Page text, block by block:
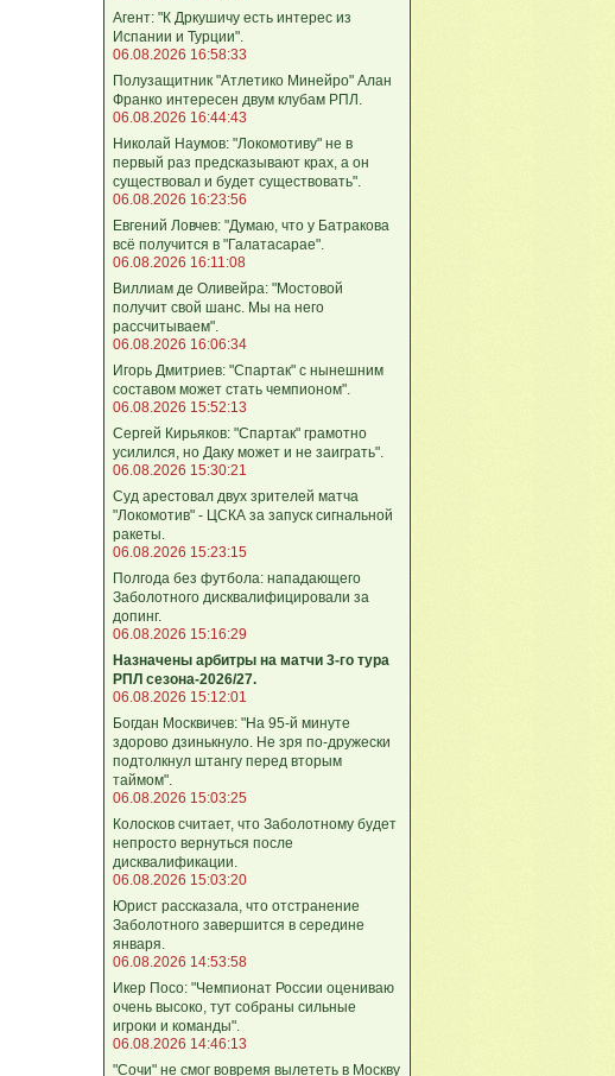
Агент: "К Дркушичу есть интерес из
Испании и Турции".
06.08.2026 16:58:33
Полузащитник "Атлетико Минейро" Алан
Франко интересен двум клубам РПЛ.
06.08.2026 16:44:43
Николай Наумов: "Локомотиву" не в
первый раз предсказывают крах, а он
существовал и будет существовать".
06.08.2026 16:23:56
Евгений Ловчев: "Думаю, что у Батракова
всё получится в "Галатасарае".
06.08.2026 16:11:08
Виллиам де Оливейра: "Мостовой
получит свой шанс. Мы на него
рассчитываем".
06.08.2026 16:06:34
Игорь Дмитриев: "Спартак" с нынешним
составом может стать чемпионом".
06.08.2026 15:52:13
Сергей Кирьяков: "Спартак" грамотно
усилился, но Даку может и не заиграть".
06.08.2026 15:30:21
Суд арестовал двух зрителей матча
"Локомотив" - ЦСКА за запуск сигнальной
ракеты.
06.08.2026 15:23:15
Полгода без футбола: нападающего
Заболотного дисквалифицировали за
допинг.
06.08.2026 15:16:29
Назначены арбитры на матчи 3-го тура
РПЛ сезона-2026/27.
06.08.2026 15:12:01
Богдан Москвичев: "На 95‑й минуте
здорово дзинькнуло. Не зря по‑дружески
подтолкнул штангу перед вторым
таймом".
06.08.2026 15:03:25
Колосков считает, что Заболотному будет
непросто вернуться после
дисквалификации.
06.08.2026 15:03:20
Юрист рассказала, что отстранение
Заболотного завершится в середине
января.
06.08.2026 14:53:58
Икер Посо: "Чемпионат России оцениваю
очень высоко, тут собраны сильные
игроки и команды".
06.08.2026 14:46:13
"Сочи" не смог вовремя вылететь в Москву